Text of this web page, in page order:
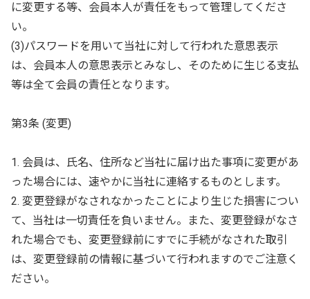
に変更する等、会員本人が責任をもって管理してくださ
い。
(3)パスワードを用いて当社に対して行われた意思表示
は、会員本人の意思表示とみなし、そのために生じる支払
等は全て会員の責任となります。
第3条 (変更)
1. 会員は、氏名、住所など当社に届け出た事項に変更があ
った場合には、速やかに当社に連絡するものとします。
2. 変更登録がなされなかったことにより生じた損害につい
て、当社は一切責任を負いません。また、変更登録がなさ
れた場合でも、変更登録前にすでに手続がなされた取引
は、変更登録前の情報に基づいて行われますのでご注意く
ださい。